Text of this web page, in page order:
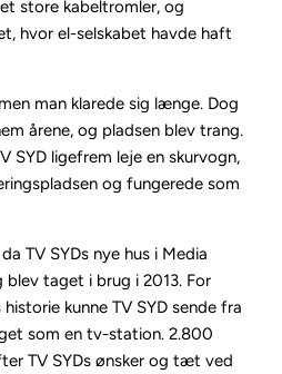
store kabeltromler, og
hvor el-selskabet havde haft
man klarede sig længe. Dog
årene, og pladsen blev trang.
SYD ligefrem leje en skurvogn,
og fungerede som
TV SYDs nye hus i Media
blev taget i brug i 2013. For
kunne TV SYD sende fra
som en tv-station. 2.800
TV SYDs ønsker og tæt ved